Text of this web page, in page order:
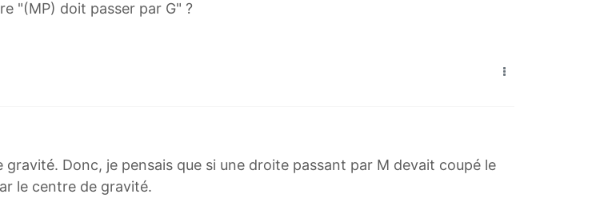
"(MP) doit passer par G" ?
Donc, je pensais que si une droite passant par M devait coupé le
le centre de gravité.